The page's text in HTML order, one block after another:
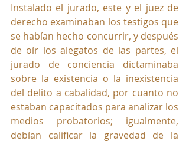
Instalado el jurado, este y el juez de
derecho examinaban los testigos que
se habían hecho concurrir, y después
de oír los alegatos de las partes, el
jurado de conciencia dictaminaba
sobre la existencia o la inexistencia
del delito a cabalidad, por cuanto no
estaban capacitados para analizar los
medios probatorios; igualmente,
debían calificar la gravedad de la